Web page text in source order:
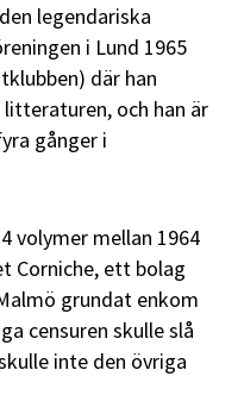
legendariska
i Lund 1965
där han
och han är
gånger i
volymer mellan 1964
Corniche, ett bolag
grundat enkom
censuren skulle slå
inte den övriga